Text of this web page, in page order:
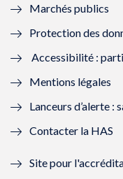
n
ê
t
r
e
)
Marchés publics
Protection des
Accessibilité :
Mentions légales
Lanceurs d’alerte :
Contacter la HAS
Site pour